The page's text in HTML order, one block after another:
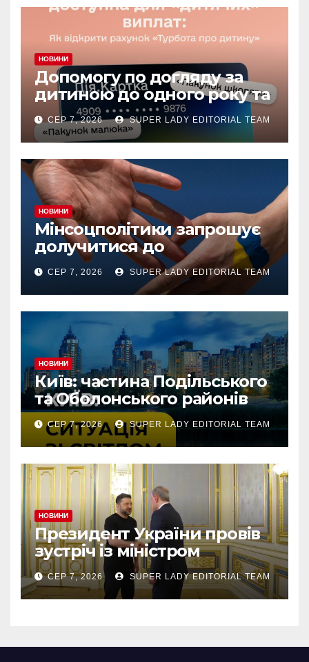
НОВИНИ
Допомогу по догляду за
дитиною до одного року та
«єЯсла» можна отримувати
на спеціальний рахунок
«Турбота про дитину» у
межах «Дія.Картки
СЕР 7, 2026 SUPER LADY EDITORIAL TEAM
НОВИНИ
Мінсоцполітики запрошує
долучитися до
консультацій
СЕР 7, 2026 SUPER LADY EDITORIAL TEAM
НОВИНИ
Київ: частина Подільського
та Оболонського районів
тимчасово без світла через
аварію
СЕР 7, 2026 SUPER LADY EDITORIAL TEAM
НОВИНИ
Президент України провів
зустріч із міністром
закордонних справ
Азербайджану Джейхуном
Байрамовим
СЕР 7, 2026 SUPER LADY EDITORIAL TEAM